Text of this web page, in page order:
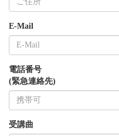
E-Mail
電話番号
(緊急連絡先)
受講曲